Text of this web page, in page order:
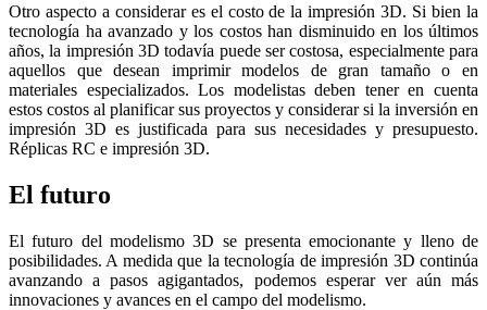
Otro aspecto a considerar es el costo de la impresión 3D. Si bien la
tecnología ha avanzado y los costos han disminuido en los últimos
años, la impresión 3D todavía puede ser costosa, especialmente para
aquellos que desean imprimir modelos de gran tamaño o en
materiales especializados. Los modelistas deben tener en cuenta
estos costos al planificar sus proyectos y considerar si la inversión en
impresión 3D es justificada para sus necesidades y presupuesto.
Réplicas RC e impresión 3D.
El futuro
El futuro del modelismo 3D se presenta emocionante y lleno de
posibilidades. A medida que la tecnología de impresión 3D continúa
avanzando a pasos agigantados, podemos esperar ver aún más
innovaciones y avances en el campo del modelismo.